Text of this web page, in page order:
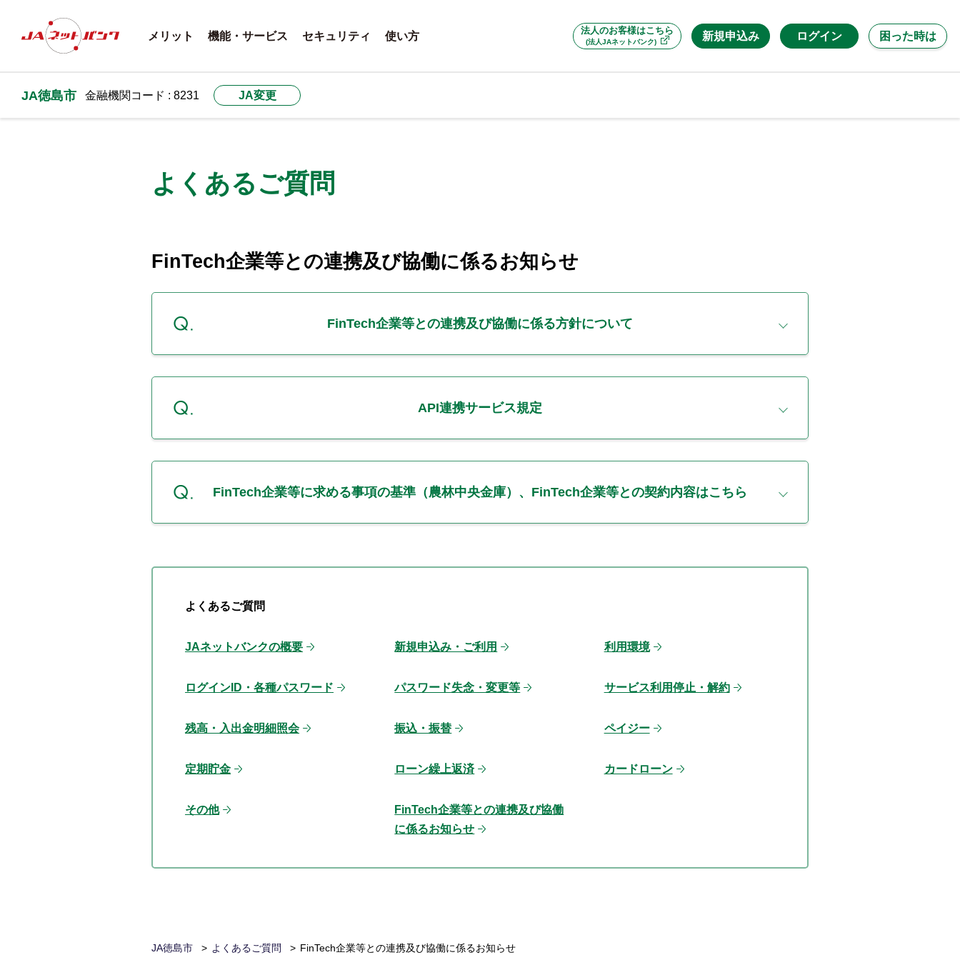
法人のお客様はこちら
(法人JAネットバンク) 新規申込み
メリット 機能・サービス セキュリティ 使い方 ログイン 困った時は
JA徳島市 金融機関コード : 8231 JA変更
よくあるご質問
FinTech企業等との連携及び協働に係るお知らせ
FinTech企業等との連携及び協働に係る方針について
API連携サービス規定
FinTech企業等に求める事項の基準（農林中央金庫）、FinTech企業等との契約内容はこちら
よくあるご質問
JAネットバンクの概要 新規申込み・ご利用 利用環境
ログインID・各種パスワード パスワード失念・変更等 サービス利用停止・解約
残高・入出金明細照会 振込・振替 ペイジー
定期貯金 ローン繰上返済 カードローン
その他
FinTech企業等との連携及び協働
に係るお知らせ
JA徳島市 よくあるご質問 FinTech企業等との連携及び協働に係るお知らせ